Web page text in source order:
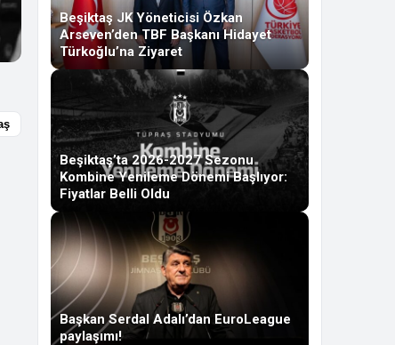
Beşiktaş JK Yöneticisi Özkan
Arseven’den TBF Başkanı Hidayet
Türkoğlu’na Ziyaret
Beşiktaş’ta 2026-2027 Sezonu
Kombine Yenileme Dönemi Başlıyor:
Fiyatlar Belli Oldu
Başkan Serdal Adalı’dan EuroLeague
paylaşımı!